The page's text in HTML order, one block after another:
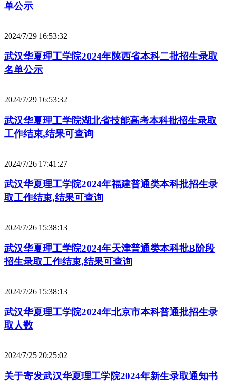
单公示
2024/7/29 16:53:32
武汉华夏理工学院2024年陕西省本科二批招生录取
名单公示
2024/7/29 16:53:32
武汉华夏理工学院湖北省技能高考本科批招生录取
工作结束,结果可查询
2024/7/26 17:41:27
武汉华夏理工学院2024年福建普通类本科批招生录
取工作结束,结果可查询
2024/7/26 15:38:13
武汉华夏理工学院2024年天津普通类本科批B阶段
招生录取工作结束,结果可查询
2024/7/26 15:38:13
武汉华夏理工学院2024年北京市本科普通批招生录
取人数
2024/7/25 20:25:02
关于寄发武汉华夏理工学院2024年新生录取通知书